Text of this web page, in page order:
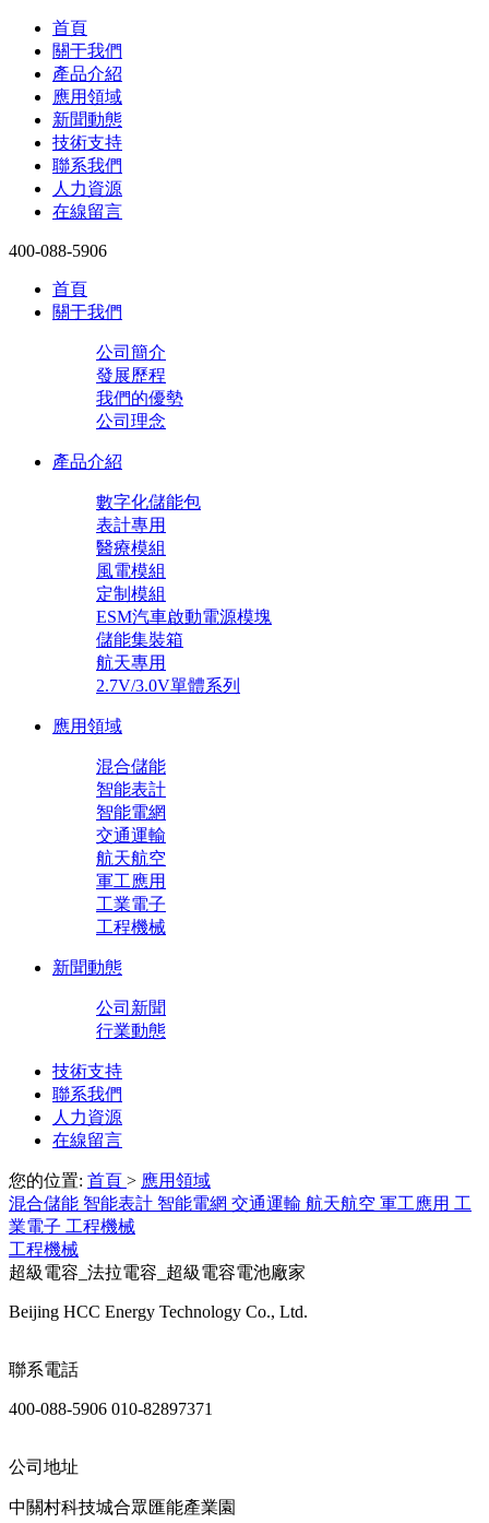
首頁
關于我們
產品介紹
應用領域
新聞動態
技術支持
聯系我們
人力資源
在線留言
400-088-5906
首頁
關于我們
公司簡介
發展歷程
我們的優勢
公司理念
產品介紹
數字化儲能包
表計專用
醫療模組
風電模組
定制模組
ESM汽車啟動電源模塊
儲能集裝箱
航天專用
2.7V/3.0V單體系列
應用領域
混合儲能
智能表計
智能電網
交通運輸
航天航空
軍工應用
工業電子
工程機械
新聞動態
公司新聞
行業動態
技術支持
聯系我們
人力資源
在線留言
您的位置: 首頁 > 應用領域
混合儲能 智能表計 智能電網 交通運輸 航天航空 軍工應用 工
業電子 工程機械
工程機械
超級電容_法拉電容_超級電容電池廠家
Beijing HCC Energy Technology Co., Ltd.
聯系電話
400-088-5906 010-82897371
公司地址
中關村科技城合眾匯能產業園